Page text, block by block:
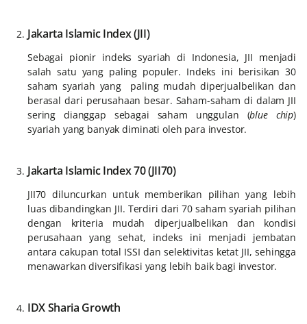
Jakarta Islamic Index (JII)
Sebagai pionir indeks syariah di Indonesia, JII menjadi
salah satu yang paling populer. Indeks ini berisikan 30
saham syariah yang paling mudah diperjualbelikan dan
berasal dari perusahaan besar. Saham-saham di dalam JII
sering dianggap sebagai saham unggulan (blue chip)
syariah yang banyak diminati oleh para investor.
Jakarta Islamic Index 70 (JII70)
JII70 diluncurkan untuk memberikan pilihan yang lebih
luas dibandingkan JII. Terdiri dari 70 saham syariah pilihan
dengan kriteria mudah diperjualbelikan dan kondisi
perusahaan yang sehat, indeks ini menjadi jembatan
antara cakupan total ISSI dan selektivitas ketat JII, sehingga
menawarkan diversifikasi yang lebih baik bagi investor.
IDX Sharia Growth